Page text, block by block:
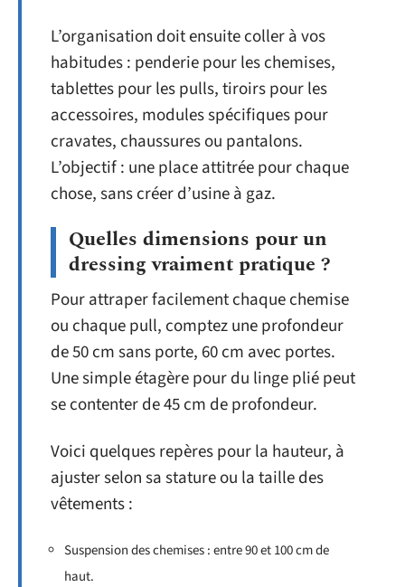
L’organisation doit ensuite coller à vos
habitudes : penderie pour les chemises,
tablettes pour les pulls, tiroirs pour les
accessoires, modules spécifiques pour
cravates, chaussures ou pantalons.
L’objectif : une place attitrée pour chaque
chose, sans créer d’usine à gaz.
Quelles dimensions pour un
dressing vraiment pratique ?
Pour attraper facilement chaque chemise
ou chaque pull, comptez une profondeur
de 50 cm sans porte, 60 cm avec portes.
Une simple étagère pour du linge plié peut
se contenter de 45 cm de profondeur.
Voici quelques repères pour la hauteur, à
ajuster selon sa stature ou la taille des
vêtements :
Suspension des chemises : entre 90 et 100 cm de
haut.